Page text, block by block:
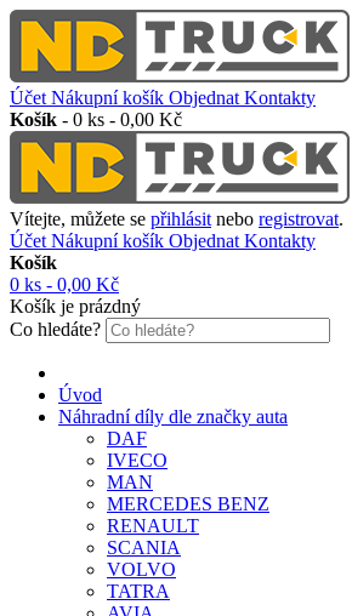
Účet Nákupní košík Objednat Kontakty
Košík - 0 ks - 0,00 Kč
Vítejte, můžete se přihlásit nebo registrovat.
Účet Nákupní košík Objednat Kontakty
Košík
0 ks - 0,00 Kč
Košík je prázdný
Co hledáte?
Úvod
Náhradní díly dle značky auta
DAF
IVECO
MAN
MERCEDES BENZ
RENAULT
SCANIA
VOLVO
TATRA